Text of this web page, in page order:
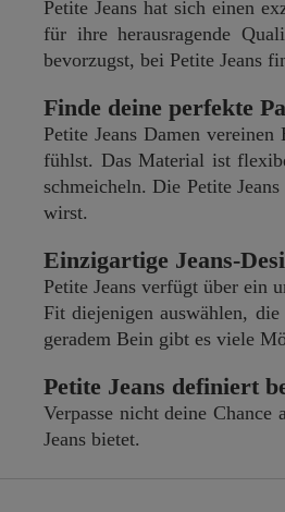
Petite Jeans hat sich einen
für ihre herausragende
bevorzugst, bei Petite Jeans
Finde deine perfekte
Petite Jeans Damen
fühlst. Das Material ist
schmeicheln. Die Petite
wirst.
Einzigartige Jeans-
Petite Jeans verfügt über ein
Fit diejenigen auswählen,
geradem Bein gibt es viele
Petite Jeans definiert
Verpasse nicht deine
Jeans bietet.